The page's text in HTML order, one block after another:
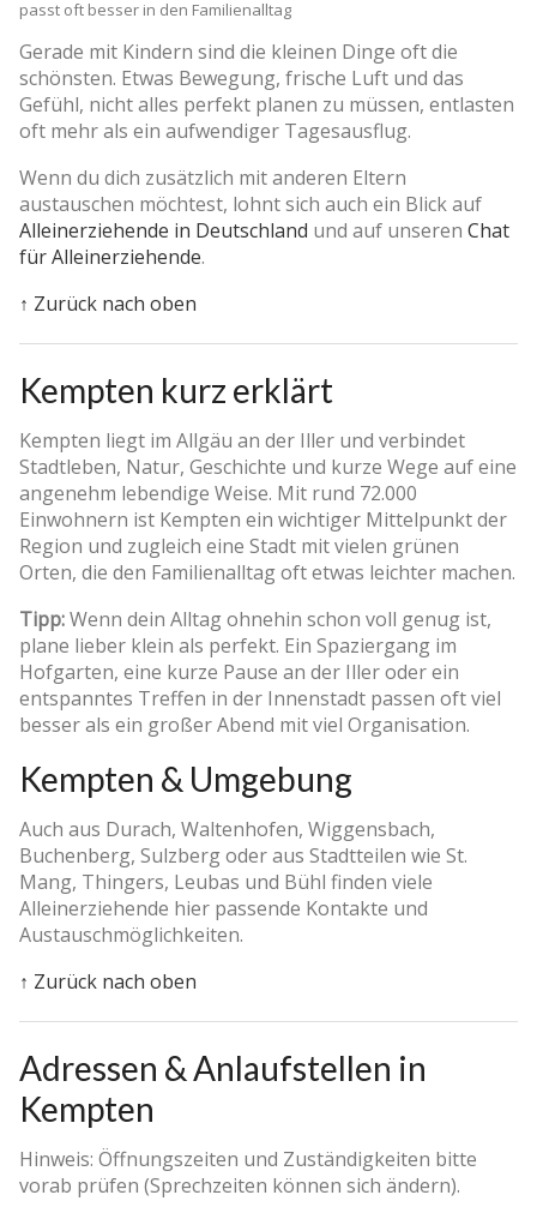
passt oft besser in den Familienalltag
Gerade mit Kindern sind die kleinen Dinge oft die
schönsten. Etwas Bewegung, frische Luft und das
Gefühl, nicht alles perfekt planen zu müssen, entlasten
oft mehr als ein aufwendiger Tagesausflug.
Wenn du dich zusätzlich mit anderen Eltern
austauschen möchtest, lohnt sich auch ein Blick auf
Alleinerziehende in Deutschland und auf unseren Chat
für Alleinerziehende.
↑ Zurück nach oben
Kempten kurz erklärt
Kempten liegt im Allgäu an der Iller und verbindet
Stadtleben, Natur, Geschichte und kurze Wege auf eine
angenehm lebendige Weise. Mit rund 72.000
Einwohnern ist Kempten ein wichtiger Mittelpunkt der
Region und zugleich eine Stadt mit vielen grünen
Orten, die den Familienalltag oft etwas leichter machen.
Tipp:Wenn dein Alltag ohnehin schon voll genug ist,
plane lieber klein als perfekt. Ein Spaziergang im
Hofgarten, eine kurze Pause an der Iller oder ein
entspanntes Treffen in der Innenstadt passen oft viel
besser als ein großer Abend mit viel Organisation.
Kempten & Umgebung
Auch aus Durach, Waltenhofen, Wiggensbach,
Buchenberg, Sulzberg oder aus Stadtteilen wie St.
Mang, Thingers, Leubas und Bühl finden viele
Alleinerziehende hier passende Kontakte und
Austauschmöglichkeiten.
↑ Zurück nach oben
Adressen & Anlaufstellen in
Kempten
Hinweis: Öffnungszeiten und Zuständigkeiten bitte
vorab prüfen (Sprechzeiten können sich ändern).